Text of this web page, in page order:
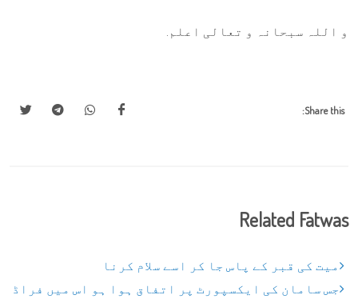
و اللہ سبحانہ و تعالی اعلم.
Share this:
Related Fatwas
میت کی قبر کے پاس جا کر اسے سلام کرنا
جس سامان کی ایکسپورٹ پر اتفاق ہوا ہو اس میں فراڈ